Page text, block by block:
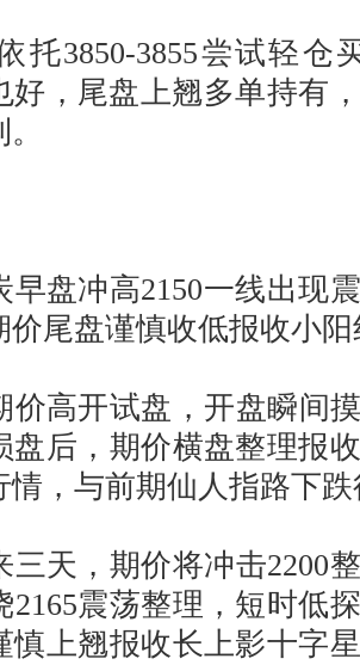
3850-3855尝试轻仓
好，尾盘上翘多单持有
冲高2150一线出现
价尾盘谨慎收低报收小
开试盘，开盘瞬间摸
盘后，期价横盘整理报
情，与前期仙人指路下
，期价将冲击2200
2165震荡整理，短时低
慎上翘报收长上影十字